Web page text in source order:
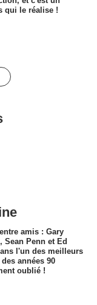
qui le réalise !
amis : Gary
Sean Penn et Ed
l'un des meilleurs
années 90
oublié !